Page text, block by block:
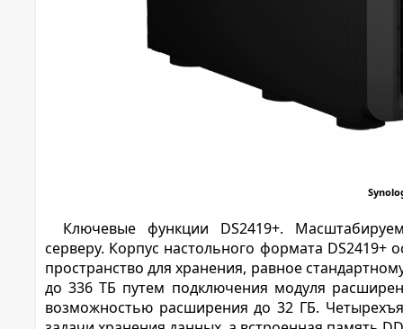
Ключевые функции DS2419+.
серверу. Корпус настольного формата
пространство для хранения, равное
до 336 ТБ путем подключения модуля
возможностью расширения до 32 ГБ.